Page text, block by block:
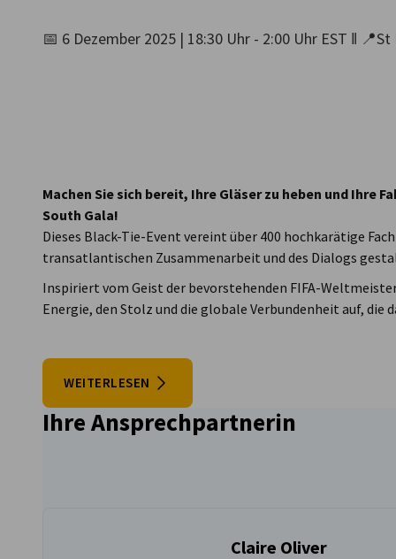
German
📅 6 Dezember 2025 | 18:30 Uhr - 2:00 Uhr EST ‖
Machen Sie sich bereit, Ihre Gläser zu heben und Ihre
South Gala!
Dieses Black-Tie-Event vereint über 400 hochkarätige
transatlantischen Zusammenarbeit und des Dialogs
Inspiriert vom Geist der bevorstehenden FIFA-
Energie, den Stolz und die globale Verbundenheit auf,
WEITERLESEN
Ihre Ansprechpartnerin
Claire Oliver